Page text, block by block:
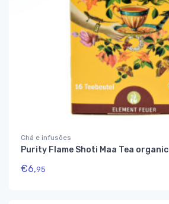
Chá e infusões
Purity Flame Shoti Maa Tea organic
€6,95